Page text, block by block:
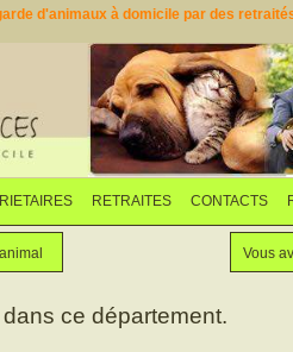
d'animaux à domicile par des
garder votre animal
RETRAITES
Vous souhaitez garder un
CONTACTS
Vous
ce département.